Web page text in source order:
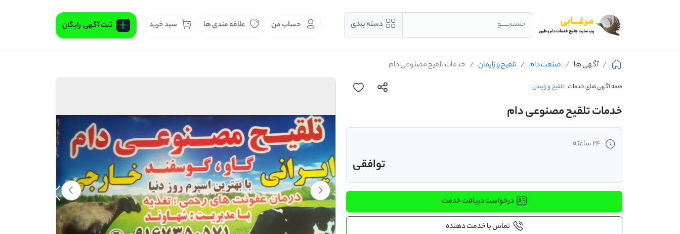
جستجــــو دسته بندی حساب من علاقه مندی ها سبد خرید ثبت آگهی رایگان
آگهی ها صنعت دام تلقیح و زایمان خدمات تلقیح مصنوعی دام
همه آگهی های خدمات تلقیح و زایمان
خدمات تلقیح مصنوعی دام
24 ساعته
توافقی
درخواست دریافت خدمت
تماس با خدمت دهنده